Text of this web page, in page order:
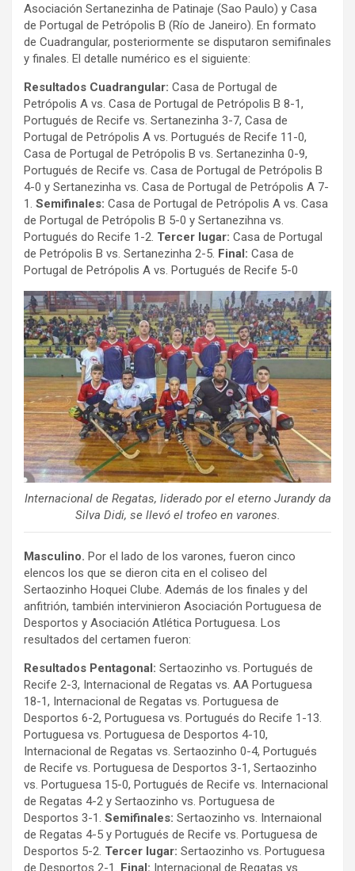
Asociación Sertanezinha de Patinaje (Sao Paulo) y Casa
de Portugal de Petrópolis B (Río de Janeiro). En formato
de Cuadrangular, posteriormente se disputaron semifinales
y finales. El detalle numérico es el siguiente:
Resultados Cuadrangular: Casa de Portugal de
Petrópolis A vs. Casa de Portugal de Petrópolis B 8-1,
Portugués de Recife vs. Sertanezinha 3-7, Casa de
Portugal de Petrópolis A vs. Portugués de Recife 11-0,
Casa de Portugal de Petrópolis B vs. Sertanezinha 0-9,
Portugués de Recife vs. Casa de Portugal de Petrópolis B
4-0 y Sertanezinha vs. Casa de Portugal de Petrópolis A 7-
1. Semifinales: Casa de Portugal de Petrópolis A vs. Casa
de Portugal de Petrópolis B 5-0 y Sertanezihna vs.
Portugués do Recife 1-2. Tercer lugar: Casa de Portugal
de Petrópolis B vs. Sertanezinha 2-5. Final: Casa de
Portugal de Petrópolis A vs. Portugués de Recife 5-0
Internacional de Regatas, liderado por el eterno Jurandy da
Silva Didi, se llevó el trofeo en varones.
Masculino. Por el lado de los varones, fueron cinco
elencos los que se dieron cita en el coliseo del
Sertaozinho Hoquei Clube. Además de los finales y del
anfitrión, también intervinieron Asociación Portuguesa de
Desportos y Asociación Atlética Portuguesa. Los
resultados del certamen fueron:
Resultados Pentagonal: Sertaozinho vs. Portugués de
Recife 2-3, Internacional de Regatas vs. AA Portuguesa
18-1, Internacional de Regatas vs. Portuguesa de
Desportos 6-2, Portuguesa vs. Portugués do Recife 1-13.
Portuguesa vs. Portuguesa de Desportos 4-10,
Internacional de Regatas vs. Sertaozinho 0-4, Portugués
de Recife vs. Portuguesa de Desportos 3-1, Sertaozinho
vs. Portuguesa 15-0, Portugués de Recife vs. Internacional
de Regatas 4-2 y Sertaozinho vs. Portuguesa de
Desportos 3-1. Semifinales: Sertaozinho vs. Internaional
de Regatas 4-5 y Portugués de Recife vs. Portuguesa de
Desportos 5-2. Tercer lugar: Sertaozinho vs. Portuguesa
de Desportos 2-1. Final: Internacional de Regatas vs.